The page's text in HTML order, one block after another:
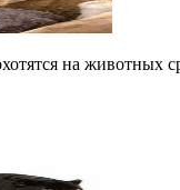
на животных